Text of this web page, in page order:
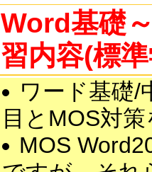
Word基礎
習内容(標
ワード基礎/
目とMOS対
MOS